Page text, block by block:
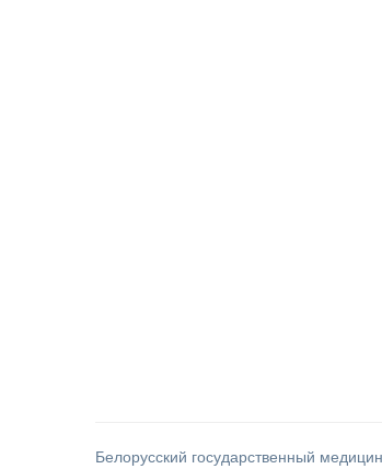
Белорусский государственный